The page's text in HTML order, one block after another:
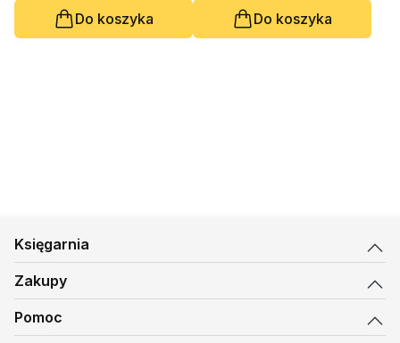
Do koszyka
Do koszyka
Księgarnia
Zakupy
Pomoc